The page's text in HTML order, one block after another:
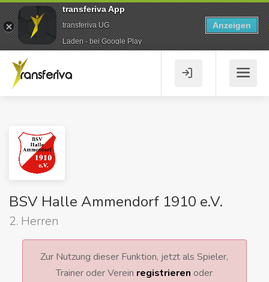
BSV Halle Ammendorf 1910 e.V.
2. Herren
Zur Nutzung dieser Funktion, jetzt als Spieler,
Trainer oder Verein registrieren oder
transferiva App
transferiva UG
Laden - bei Google Play
Anzeigen